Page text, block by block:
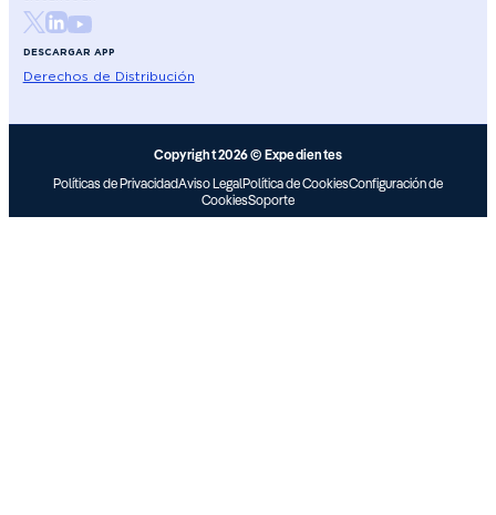
DESCARGAR APP
Derechos de Distribución
Copyright 2026 © Expedientes
Políticas de PrivacidadAviso LegalPolítica de CookiesConfiguración de
CookiesSoporte